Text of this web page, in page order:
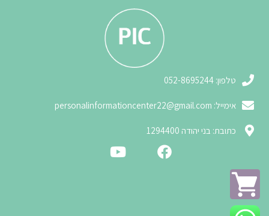
טלפון: 052-8695244
אימייל: personalinformationcenter22@gmail.com
כתובת: בני יהודה 1294400